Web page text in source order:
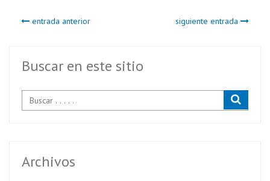
o
k
er A
p
entrada anterior siguiente entrada
Buscar en este sitio
Archivos